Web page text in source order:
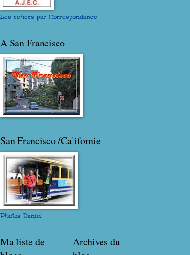
Les échecs par Correspondance
A San Francisco
San Francisco /Californie
Photos Daniel
Ma liste de
Archives du